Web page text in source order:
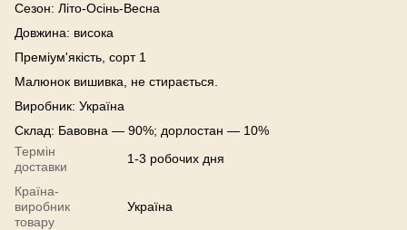
Сезон: Літо-Осінь-Весна
Довжина: висока
Преміум'якість, сорт 1
Малюнок вишивка, не стирається.
Виробник: Україна
Склад: Бавовна — 90%; дорлостан — 10%
Термін
доставки
1-3 робочих дня
Країна-
виробник
товару
Україна